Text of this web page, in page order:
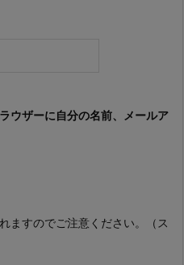
ウザーに自分の名前、メールア
ますのでご注意ください。（ス